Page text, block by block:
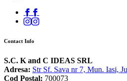
Contact Info
S.C. K and C IDEAS SRL
Adresa: Str Sf. Sava nr 7, Mun. Iasi,
Cod Postal: 700073